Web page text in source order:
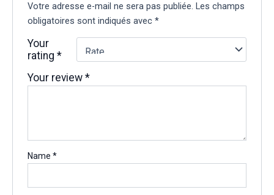
Votre adresse e-mail ne sera pas publiée. Les champs
obligatoires sont indiqués avec*
Your
rating*
Your review*
Name*